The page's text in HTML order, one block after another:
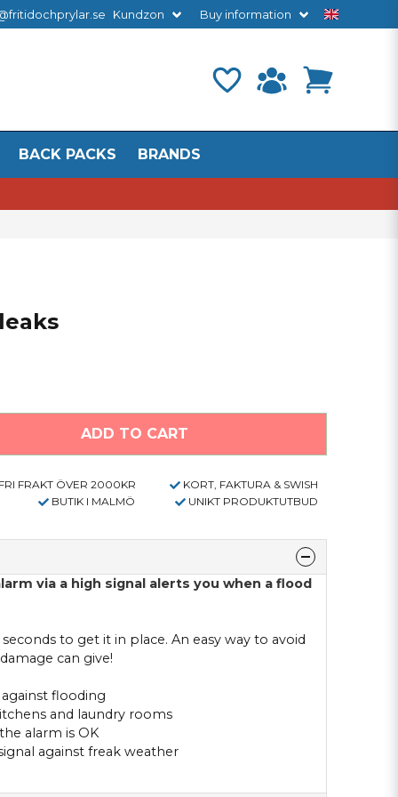
Kundzon Buy information
BACK PACKS BRANDS
ADD TO CART
FRI FRAKT ÖVER 2000KR
KORT, FAKTURA & SWISH
BUTIK I MALMÖ UNIKT PRODUKTUTBUD
via a high signal alerts you when a flood
seconds to get it in place. An easy way to avoid
can give!
flooding
and laundry rooms
the alarm is OK
against freak weather